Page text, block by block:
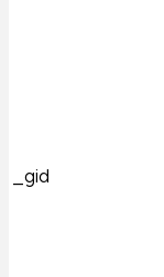
_gid